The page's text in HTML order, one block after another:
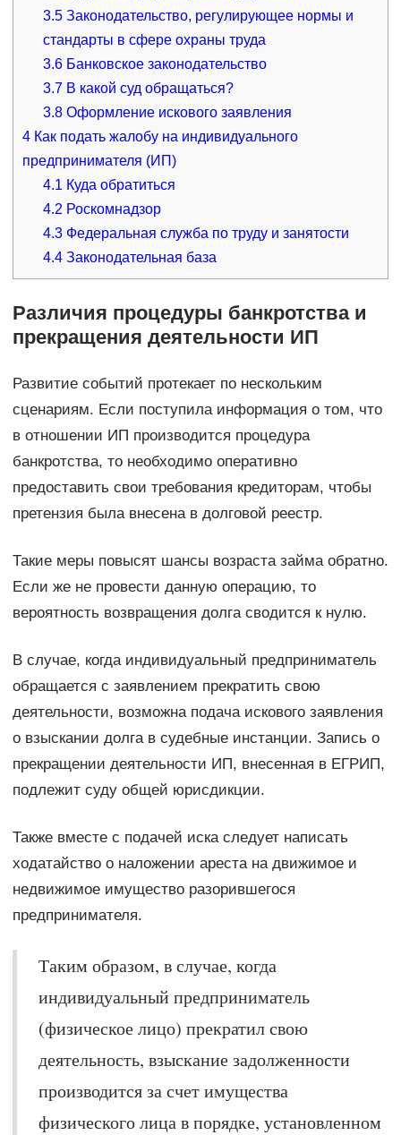
3.5 Законодательство, регулирующее нормы и
стандарты в сфере охраны труда
3.6 Банковское законодательство
3.7 В какой суд обращаться?
3.8 Оформление искового заявления
4Как подать жалобу на индивидуального
предпринимателя (ИП)
4.1 Куда обратиться
4.2 Роскомнадзор
4.3 Федеральная служба по труду и занятости
4.4 Законодательная база
Различия процедуры банкротства и
прекращения деятельности ИП
Развитие событий протекает по нескольким
сценариям. Если поступила информация о том, что
в отношении ИП производится процедура
банкротства, то необходимо оперативно
предоставить свои требования кредиторам, чтобы
претензия была внесена в долговой реестр.
Такие меры повысят шансы возраста займа обратно.
Если же не провести данную операцию, то
вероятность возвращения долга сводится к нулю.
В случае, когда индивидуальный предприниматель
обращается с заявлением прекратить свою
деятельности, возможна подача искового заявления
о взыскании долга в судебные инстанции. Запись о
прекращении деятельности ИП, внесенная в ЕГРИП,
подлежит суду общей юрисдикции.
Также вместе с подачей иска следует написать
ходатайство о наложении ареста на движимое и
недвижимое имущество разорившегося
предпринимателя.
Таким образом, в случае, когда
индивидуальный предприниматель
(физическое лицо) прекратил свою
деятельность, взыскание задолженности
производится за счет имущества
физического лица в порядке, установленном